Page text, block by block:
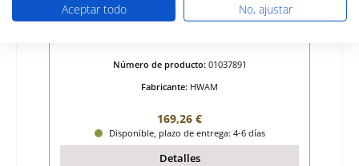
HWAM Mozart ladrillo de la pared trasera
Número de producto: 01037891
Fabricante: HWAM
Precio normal:
169,26 €
Disponible, plazo de entrega: 4-6 días
Detalles
Aceptar todo No, ajustar